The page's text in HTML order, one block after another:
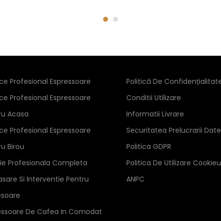
Profesional Espressoare
Profesional Espressoare
Acasa
Profesional Espressoare
Birou
Profesionala Completa
Si Interventie Pentru
De Cafea In Comodat
Politică De
Conditii Utilizare
Informatii Livrare
Securitatea Prelucrarii
Politica GDPR
Politica De Utilizare
ANPC